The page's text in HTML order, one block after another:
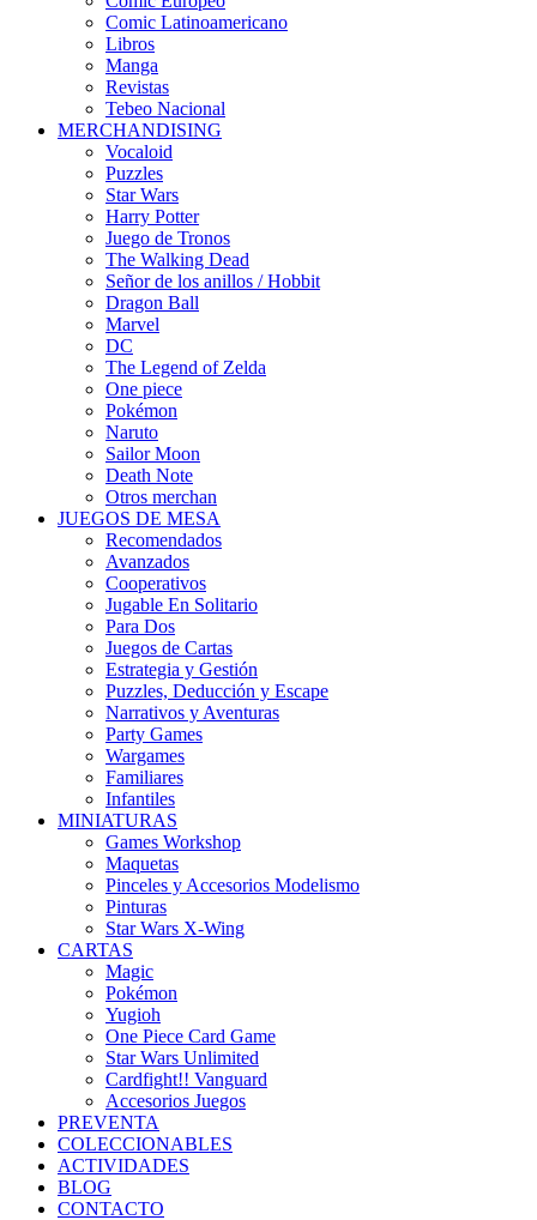
Comic Latinoamericano
Libros
Manga
Revistas
Tebeo Nacional
MERCHANDISING
Vocaloid
Puzzles
Star Wars
Harry Potter
Juego de Tronos
The Walking Dead
Señor de los anillos / Hobbit
Dragon Ball
Marvel
DC
The Legend of Zelda
One piece
Pokémon
Naruto
Sailor Moon
Death Note
Otros merchan
JUEGOS DE MESA
Recomendados
Avanzados
Cooperativos
Jugable En Solitario
Para Dos
Juegos de Cartas
Estrategia y Gestión
Puzzles, Deducción y Escape
Narrativos y Aventuras
Party Games
Wargames
Familiares
Infantiles
MINIATURAS
Games Workshop
Maquetas
Pinceles y Accesorios Modelismo
Pinturas
Star Wars X-Wing
CARTAS
Magic
Pokémon
Yugioh
One Piece Card Game
Star Wars Unlimited
Cardfight!! Vanguard
Accesorios Juegos
PREVENTA
COLECCIONABLES
ACTIVIDADES
BLOG
CONTACTO